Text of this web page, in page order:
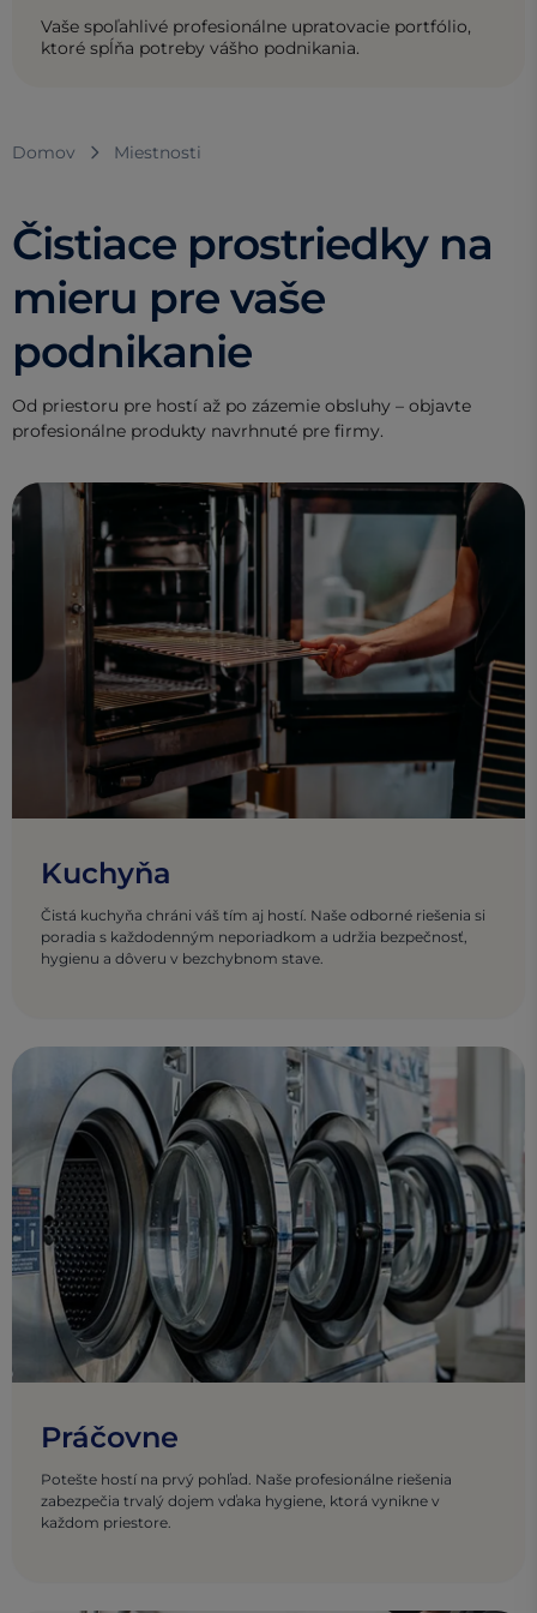
Vaše spoľahlivé profesionálne upratovacie portfólio,
ktoré spĺňa potreby vášho podnikania.
Domov Miestnosti
Čistiace prostriedky na
mieru pre vaše
podnikanie
Od priestoru pre hostí až po zázemie obsluhy – objavte
profesionálne produkty navrhnuté pre firmy.
Kuchyňa
Čistá kuchyňa chráni váš tím aj hostí. Naše odborné riešenia si
poradia s každodenným neporiadkom a udržia bezpečnosť,
hygienu a dôveru v bezchybnom stave.
Práčovne
Potešte hostí na prvý pohľad. Naše profesionálne riešenia
zabezpečia trvalý dojem vďaka hygiene, ktorá vynikne v
každom priestore.